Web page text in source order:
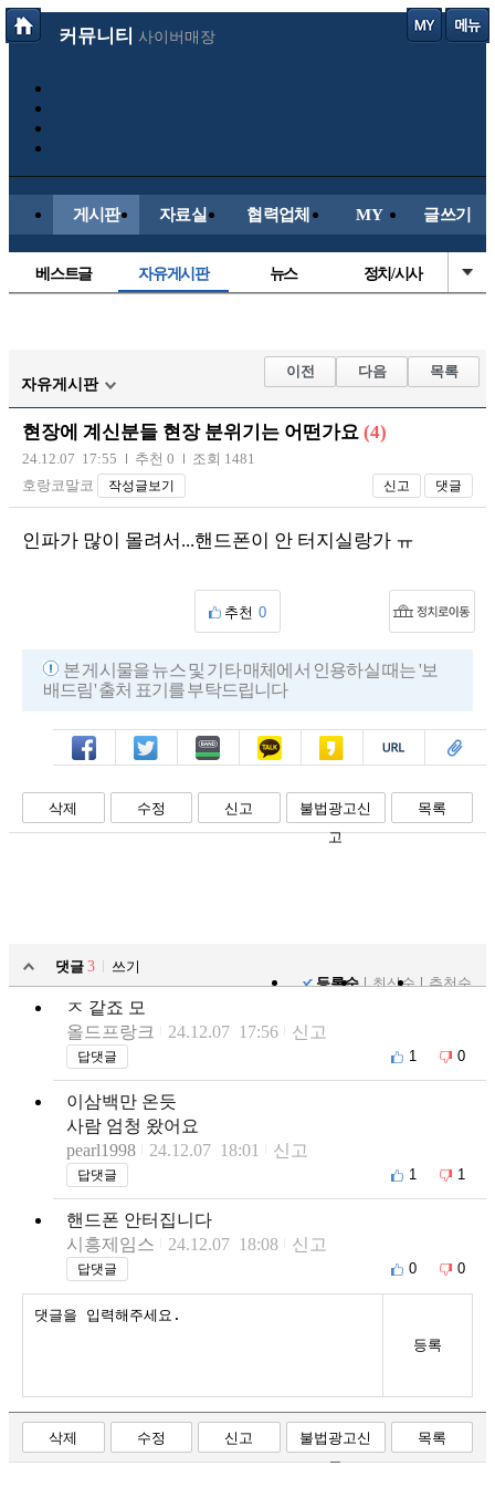
커뮤니티 사이버매장
게시판 자료실 협력업체 MY 글쓰기
베스트글 자유게시판 뉴스 정치/시사
해외축구
국내축구
자유게시판
이전 다음 목록
현장에 계신분들 현장 분위기는 어떤가요 (4)
24.12.07 17:55 추천 0
조회 1481
호랑코말코
작성글보기 신고 댓글
인파가 많이 몰려서...핸드폰이 안 터지실랑가 ㅠ
추천 0
본 게시물을 뉴스 및 기타 매체에서 인용하실 때는 '보
배드림' 출처 표기를 부탁드립니다
페북 트윗 밴드 카톡 카스 복사 스크랩
삭제 수정 신고
불법광고신
고
목록
댓글 3
쓰기
등록순
최신순 추천순
ㅈ 같죠 모
올드프랑크
24.12.07 17:56 신고
답댓글 1 0
이삼백만 온듯
사람 엄청 왔어요
pearl1998
24.12.07 18:01 신고
답댓글 1 1
핸드폰 안터집니다
시흥제임스
24.12.07 18:08 신고
답댓글 0 0
등록
삭제 수정 신고
불법광고신
고
목록